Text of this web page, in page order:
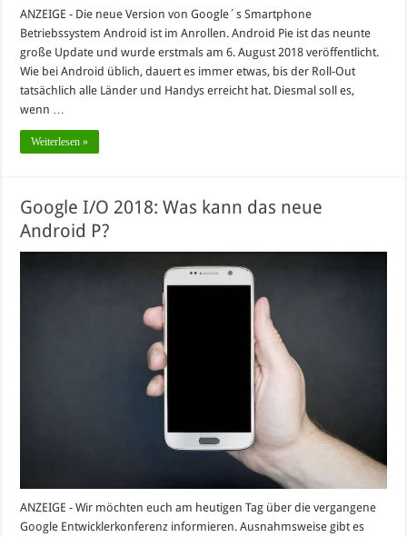
ANZEIGE - Die neue Version von Google´s Smartphone
Betriebssystem Android ist im Anrollen. Android Pie ist das neunte
große Update und wurde erstmals am 6. August 2018 veröffentlicht.
Wie bei Android üblich, dauert es immer etwas, bis der Roll-Out
tatsächlich alle Länder und Handys erreicht hat. Diesmal soll es,
wenn …
Weiterlesen »
Google I/O 2018: Was kann das neue
Android P?
ANZEIGE - Wir möchten euch am heutigen Tag über die vergangene
Google Entwicklerkonferenz informieren. Ausnahmsweise gibt es